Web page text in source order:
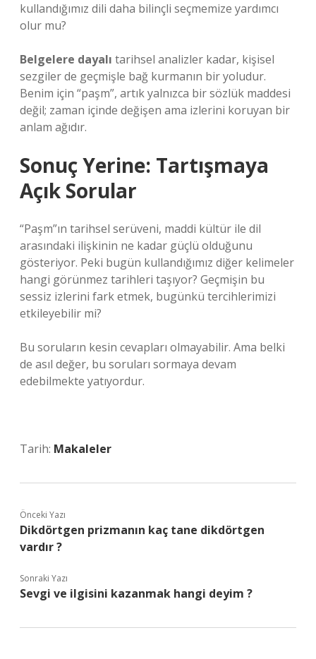
kullandığımız dili daha bilinçli seçmemize yardımcı
olur mu?
Belgelere dayalı tarihsel analizler kadar, kişisel
sezgiler de geçmişle bağ kurmanın bir yoludur.
Benim için “paşm”, artık yalnızca bir sözlük maddesi
değil; zaman içinde değişen ama izlerini koruyan bir
anlam ağıdır.
Sonuç Yerine: Tartışmaya
Açık Sorular
“Paşm”ın tarihsel serüveni, maddi kültür ile dil
arasındaki ilişkinin ne kadar güçlü olduğunu
gösteriyor. Peki bugün kullandığımız diğer kelimeler
hangi görünmez tarihleri taşıyor? Geçmişin bu
sessiz izlerini fark etmek, bugünkü tercihlerimizi
etkileyebilir mi?
Bu soruların kesin cevapları olmayabilir. Ama belki
de asıl değer, bu soruları sormaya devam
edebilmekte yatıyordur.
Tarih: Makaleler
Önceki Yazı
Dikdörtgen prizmanın kaç tane dikdörtgen
vardır ?
Sonraki Yazı
Sevgi ve ilgisini kazanmak hangi deyim ?